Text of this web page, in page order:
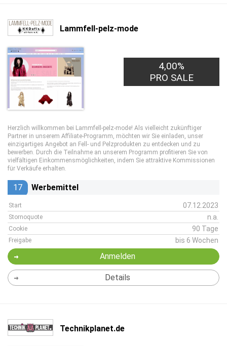
Lammfell-pelz-mode
4,00%
PRO SALE
Herzlich willkommen bei Lammfell-pelz-mode! Als vielleicht zukünftiger
Partner in unserem Affiliate-Programm, möchten wir Sie einladen, unser
einzigartiges Angebot an Fell- und Pelzprodukten zu entdecken und zu
bewerben. Durch die Teilnahme an unserem Programm profitieren Sie von
vielfältigen Einkommensmöglichkeiten, indem Sie attraktive Kommissionen
für Verkäufe erhalten.
17 Werbemittel
Start 07.12.2023
Stornoquote n.a.
Cookie 90 Tage
Freigabe bis 6 Wochen
Anmelden
Details
Technikplanet.de